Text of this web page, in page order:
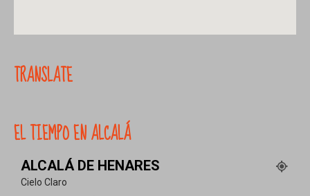
TRANSLATE
EL TIEMPO EN ALCALÁ
ALCALÁ DE HENARES
Cielo Claro